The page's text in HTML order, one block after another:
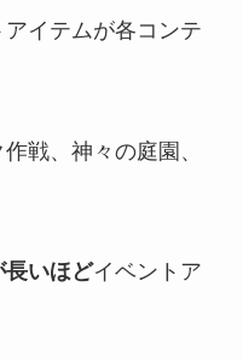
イテムが各コンテ
戦、神々の庭園、
長いほどイベントア